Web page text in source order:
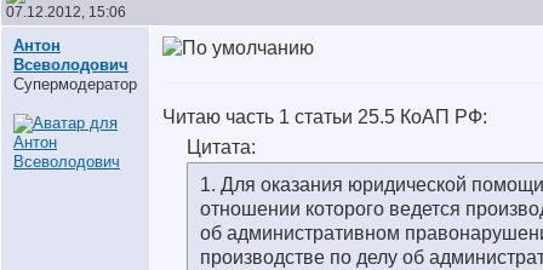
07.12.2012, 15:06
Антон
Всеволодович
Супермодератор
Читаю часть 1 статьи 25.5 КоАП РФ:
Цитата:
1. Для оказания юридической
отношении которого ведется
об административном
производстве по делу об